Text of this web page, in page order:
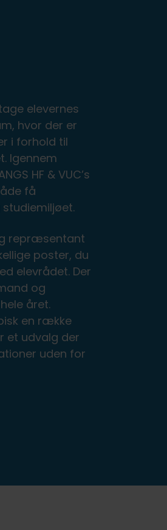
elevernes
hvor der er
i forhold til
Igennem
HF & VUC’s
få
repræsentant
poster, du
elevrådet. Der
og
året.
en række
et udvalg der
uden for